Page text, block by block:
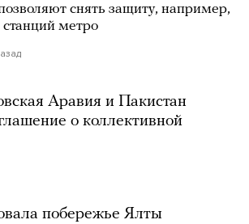
снять защиту, например,
станций метро
Аравия и Пакистан
о коллективной
побережье Ялты